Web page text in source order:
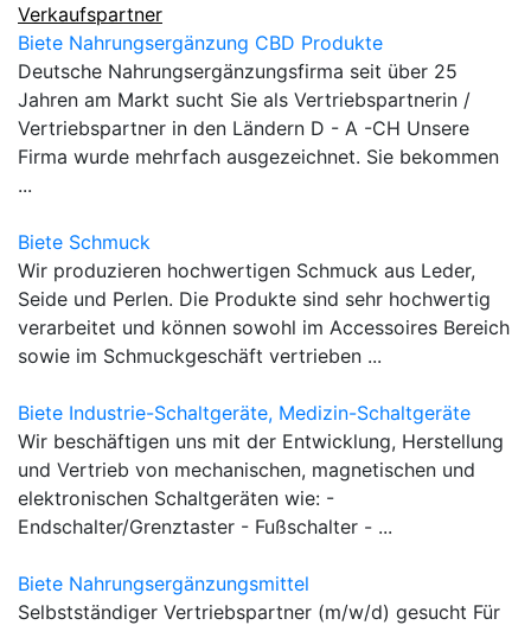
Verkaufspartner
Biete Nahrungsergänzung CBD Produkte
Deutsche Nahrungsergänzungsfirma seit über 25
Jahren am Markt sucht Sie als Vertriebspartnerin /
Vertriebspartner in den Ländern D - A -CH Unsere
Firma wurde mehrfach ausgezeichnet. Sie bekommen
...
Biete Schmuck
Wir produzieren hochwertigen Schmuck aus Leder,
Seide und Perlen. Die Produkte sind sehr hochwertig
verarbeitet und können sowohl im Accessoires Bereich
sowie im Schmuckgeschäft vertrieben ...
Biete Industrie-Schaltgeräte, Medizin-Schaltgeräte
Wir beschäftigen uns mit der Entwicklung, Herstellung
und Vertrieb von mechanischen, magnetischen und
elektronischen Schaltgeräten wie: -
Endschalter/Grenztaster - Fußschalter - ...
Biete Nahrungsergänzungsmittel
Selbstständiger Vertriebspartner (m/w/d) gesucht Für